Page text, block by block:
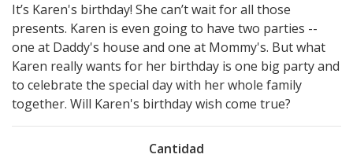
It’s Karen's birthday! She can’t wait for all those
presents. Karen is even going to have two parties --
one at Daddy's house and one at Mommy's. But what
Karen really wants for her birthday is one big party and
to celebrate the special day with her whole family
together. Will Karen's birthday wish come true?
Cantidad